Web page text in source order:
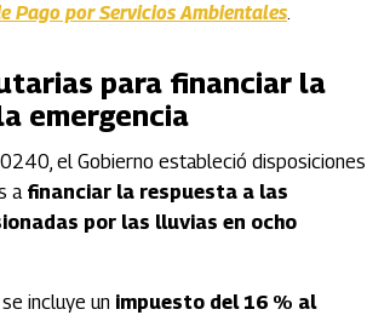
Pago por Servicios Ambientales.
para financiar la
emergencia
el Gobierno estableció disposiciones
a financiar la respuesta a las
por las lluvias en ocho
incluye un impuesto del 16 % al